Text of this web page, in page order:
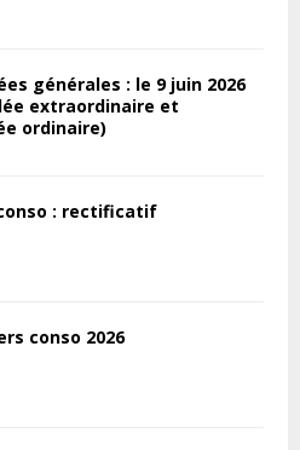
générales : le 9 juin 2026
extraordinaire et
ordinaire)
: rectificatif
conso 2026